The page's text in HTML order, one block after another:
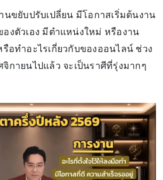
นขยับปรับเปลี่ยน มีโอกาสเริ่มต้นงาน
งตัวเอง มีตำแหน่งใหม่ หรืองาน
รือทำอะไรเกี่ยวกับของออนไลน์ ช่วง
กายนไปแล้ว จะเป็นราศีที่รุ่งมากๆ